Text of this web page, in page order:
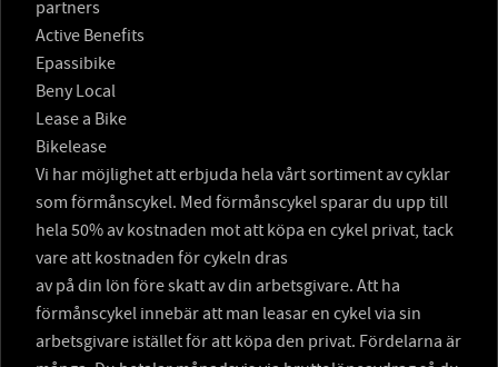
partners
Active Benefits
Epassibike
Beny Local
Lease a Bike
Bikelease
Vi har möjlighet att erbjuda hela vårt sortiment av cyklar
som förmånscykel. Med förmånscykel sparar du upp till
hela 50% av kostnaden mot att köpa en cykel privat, tack
vare att kostnaden för cykeln dras
av på din lön före skatt av din arbetsgivare. Att ha
förmånscykel innebär att man leasar en cykel via sin
arbetsgivare istället för att köpa den privat. Fördelarna är